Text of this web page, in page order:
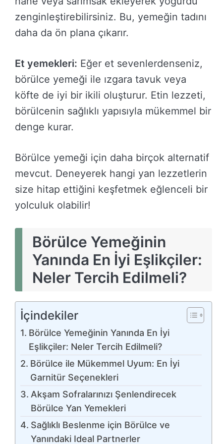
zenginleştirebilirsiniz. Bu, yemeğin tadını
daha da ön plana çıkarır.
Et yemekleri: Eğer et sevenlerdenseniz,
börülce yemeği ile ızgara tavuk veya
köfte de iyi bir ikili oluşturur. Etin lezzeti,
börülcenin sağlıklı yapısıyla mükemmel bir
denge kurar.
Börülce yemeği için daha birçok alternatif
mevcut. Deneyerek hangi yan lezzetlerin
size hitap ettiğini keşfetmek eğlenceli bir
yolculuk olabilir!
Börülce Yemeğinin
Yanında En İyi Eşlikçiler:
Neler Tercih Edilmeli?
İçindekiler
Börülce Yemeğinin Yanında En İyi
Eşlikçiler: Neler Tercih Edilmeli?
Börülce ile Mükemmel Uyum: En İyi
Garnitür Seçenekleri
Akşam Sofralarınızı Şenlendirecek
Börülce Yan Yemekleri
Sağlıklı Beslenme için Börülce ve
Yanındaki Ideal Partnerler